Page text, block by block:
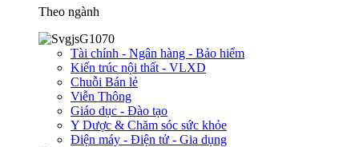
Theo ngành
Tài chính - Ngân hàng - Bảo hiểm
Kiến trúc nội thất - VLXD
Chuỗi Bán lẻ
Viễn Thông
Giáo dục - Đào tạo
Y Dược & Chăm sóc sức khỏe
Điện máy - Điện tử - Gia dụng